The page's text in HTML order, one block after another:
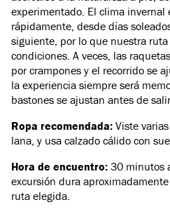
experimentado. El clima invernal
rápidamente, desde días
siguiente, por lo que nuestra
condiciones. A veces, las
por crampones y el recorrido se
la experiencia siempre será
bastones se ajustan antes de
Ropa recomendada: Viste
lana, y usa calzado cálido con
Hora de encuentro: 30 minutos
excursión dura
ruta elegida.